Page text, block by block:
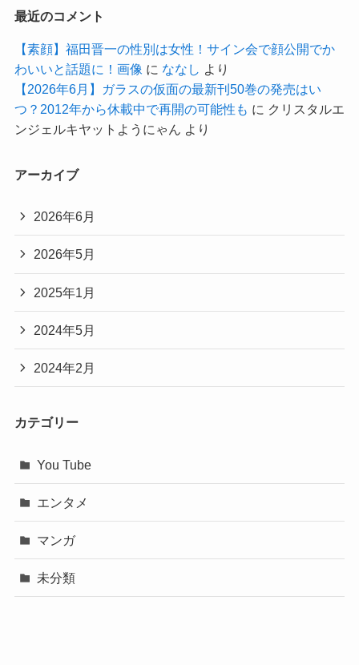
最近のコメント
【素顔】福田晋一の性別は女性！サイン会で顔公開でか
わいいと話題に！画像 に ななし より
【2026年6月】ガラスの仮面の最新刊50巻の発売はい
つ？2012年から休載中で再開の可能性も に クリスタルエ
ンジェルキヤットようにゃん より
アーカイブ
2026年6月
2026年5月
2025年1月
2024年5月
2024年2月
カテゴリー
You Tube
エンタメ
マンガ
未分類